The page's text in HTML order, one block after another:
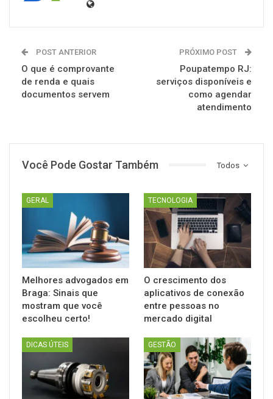
POST ANTERIOR
O que é comprovante
de renda e quais
documentos servem
PRÓXIMO POST
Poupatempo RJ:
serviços disponíveis e
como agendar
atendimento
Todos
Você Pode Gostar Também
GERAL
Melhores advogados em
Braga: Sinais que
mostram que você
escolheu certo!
TECNOLOGIA
O crescimento dos
aplicativos de conexão
entre pessoas no
mercado digital
DICAS ÚTEIS GESTÃO